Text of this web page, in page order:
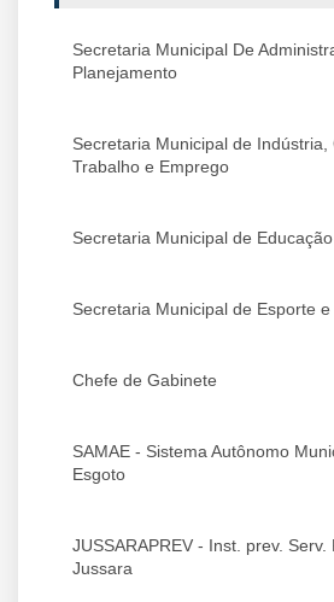
Secretaria Municipal De
Planejamento
Secretaria Municipal de Indústria,
Trabalho e Emprego
Secretaria Municipal de Educação
Secretaria Municipal de Esporte
Chefe de Gabinete
SAMAE - Sistema Autônomo
Esgoto
JUSSARAPREV - Inst. prev. Serv.
Jussara